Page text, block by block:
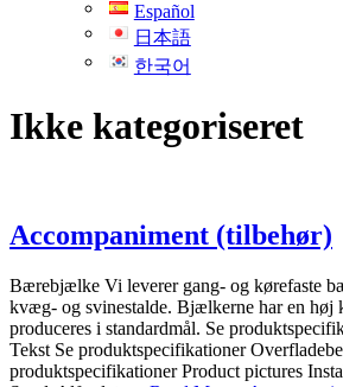
Español
日本語
한국어
Ikke kategoriseret
Accompaniment (tilbehør)
Bærebjælke Vi leverer gang- og kørefaste
kvæg- og svinestalde. Bjælkerne har en høj
produceres i standardmål. Se
Tekst Se produktspecifikationer
produktspecifikationer Product pictures